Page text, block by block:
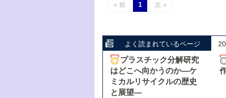
« 前 1 次 »
よく読まれているページ
プラスチック分解研究
はどこへ向かうのか―ケ
ミカルリサイクルの歴史
と展望―